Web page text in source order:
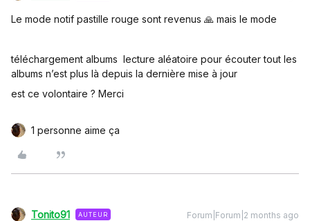
Le mode notif pastille rouge sont revenus 🙏 mais le mode
téléchargement albums lecture aléatoire pour écouter tout les
albums n’est plus là depuis la dernière mise à jour
est ce volontaire ? Merci
1 personne aime ça
Tonito91 AUTEUR Forum|Forum|2 months ago